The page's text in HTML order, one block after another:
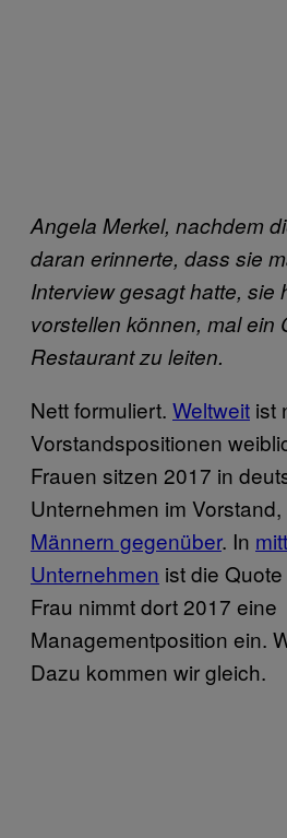
Angela Merkel, nachdem
daran erinnerte, dass sie
Interview gesagt hatte, sie
vorstellen können, mal ein
Restaurant zu leiten.
Nett formuliert. Weltweit ist
Vorstandspositionen
Frauen sitzen 2017 in
Unternehmen im
Männern gegenüber. In
Unternehmen ist die
Frau nimmt dort 2017 eine
Managementposition ein.
Dazu kommen wir gleich.